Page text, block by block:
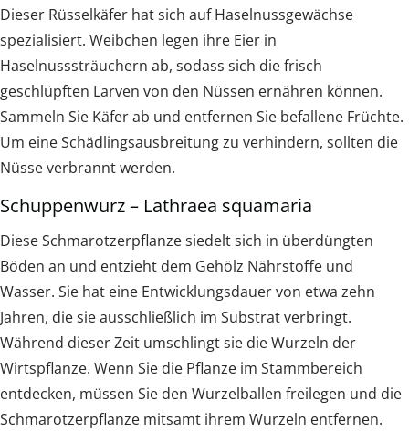
Dieser Rüsselkäfer hat sich auf Haselnussgewächse
spezialisiert. Weibchen legen ihre Eier in
Haselnusssträuchern ab, sodass sich die frisch
geschlüpften Larven von den Nüssen ernähren können.
Sammeln Sie Käfer ab und entfernen Sie befallene Früchte.
Um eine Schädlingsausbreitung zu verhindern, sollten die
Nüsse verbrannt werden.
Schuppenwurz – Lathraea squamaria
Diese Schmarotzerpflanze siedelt sich in überdüngten
Böden an und entzieht dem Gehölz Nährstoffe und
Wasser. Sie hat eine Entwicklungsdauer von etwa zehn
Jahren, die sie ausschließlich im Substrat verbringt.
Während dieser Zeit umschlingt sie die Wurzeln der
Wirtspflanze. Wenn Sie die Pflanze im Stammbereich
entdecken, müssen Sie den Wurzelballen freilegen und die
Schmarotzerpflanze mitsamt ihrem Wurzeln entfernen.